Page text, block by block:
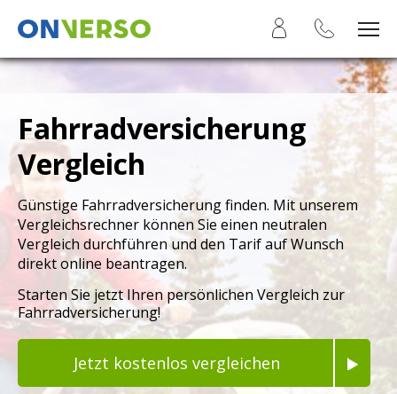
Fahrradversicherung
Vergleich
Günstige Fahrradversicherung finden. Mit unserem
Vergleichsrechner können Sie einen neutralen
Vergleich durchführen und den Tarif auf Wunsch
direkt online beantragen.
Starten Sie jetzt Ihren persönlichen Vergleich zur
Fahrradversicherung!
Jetzt kostenlos vergleichen